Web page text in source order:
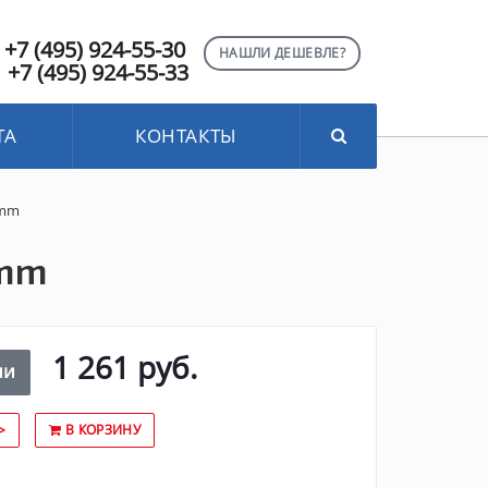
НАШЛИ ДЕШЕВЛЕ?
+7 (495) 924-55-30
+7 (495) 924-55-33
КОНТАКТЫ
1 261 руб.
В КОРЗИНУ